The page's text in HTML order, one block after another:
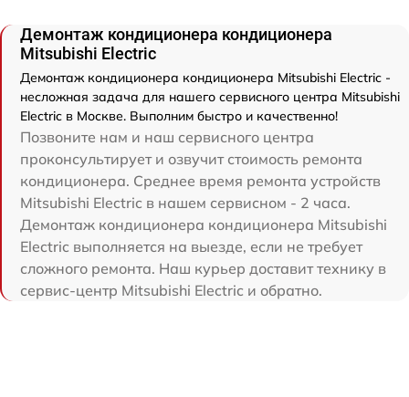
Демонтаж кондиционера кондиционера
Mitsubishi Electric
Демонтаж кондиционера кондиционера Mitsubishi Electric -
несложная задача для нашего сервисного центра Mitsubishi
Electric в Москве. Выполним быстро и качественно!
Позвоните нам и наш сервисного центра
проконсультирует и озвучит стоимость ремонта
кондиционера. Среднее время ремонта устройств
Mitsubishi Electric в нашем сервисном - 2 часа.
Демонтаж кондиционера кондиционера Mitsubishi
Electric выполняется на выезде, если не требует
сложного ремонта. Наш курьер доставит технику в
сервис-центр Mitsubishi Electric и обратно.